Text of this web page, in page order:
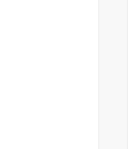
정
시간
수납
이